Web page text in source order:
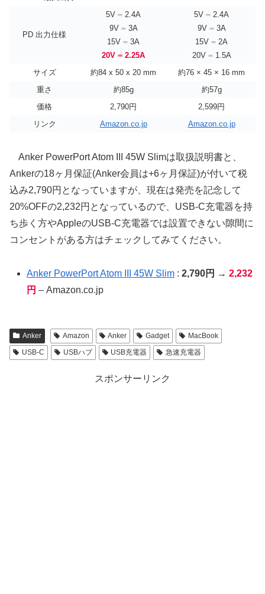
PD 出力仕様
5V ⎓ 2.4A
9V ⎓ 3A
15V ⎓ 3A
20V ⎓ 2.25A
5V ⎓ 2.4A
9V ⎓ 3A
15V ⎓ 2A
20V ⎓ 1.5A
サイズ
約84 x 50 x 20 mm
約76 × 45 × 16 mm
重さ
約85g
約57g
価格
2,790円
2,599円
リンク
Amazon.co.jp Amazon.co.jp
Anker PowerPort Atom III 45W Slimは取扱説明書と、
Ankerの18ヶ月保証(Anker会員は+6ヶ月保証)が付いて税
込み2,790円となっていますが、現在は発売を記念して
20%OFFの2,232円となっているので、USB-C充電器を持
ち歩く方やAppleのUSB-C充電器では設置できない隙間に
コンセントがある方はチェックしてみてください。
Anker PowerPort Atom III 45W Slim :2,790円 →2,232
円 – Amazon.co.jp
Anker Amazon Anker Gadget
MacBook
USB-C
USBハブ USB充電器 急速充電器
スポンサーリンク